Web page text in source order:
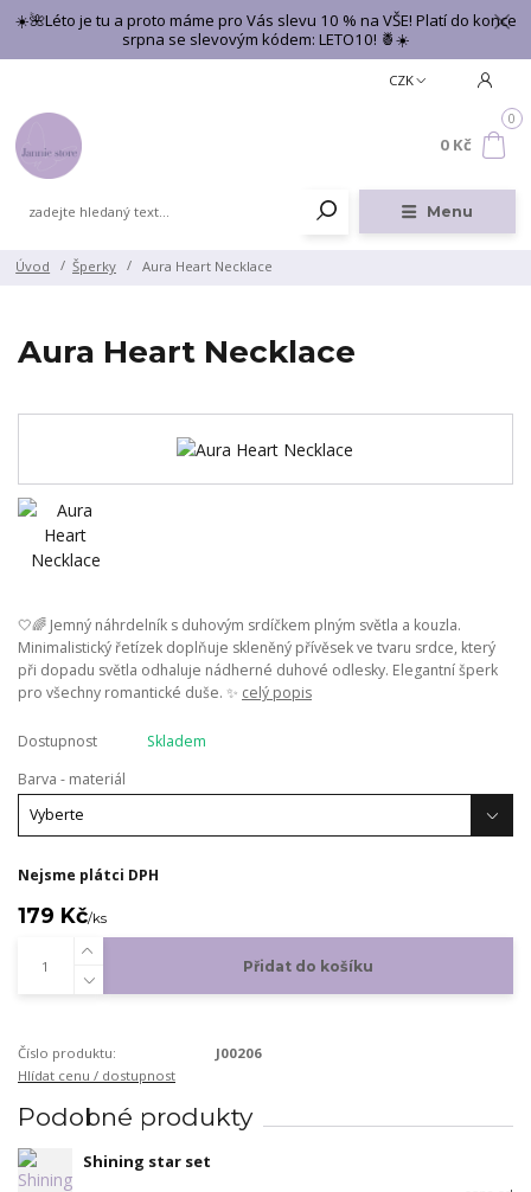
☀️🌺Léto je tu a proto máme pro Vás slevu 10 % na VŠE! Platí do konce
srpna se slevovým kódem: LETO10! 🍍☀️
Menu
CZK
0
0 Kč
Úvod Šperky Aura Heart Necklace
Aura Heart Necklace
🤍🌈 Jemný náhrdelník s duhovým srdíčkem plným světla a kouzla.
Minimalistický řetízek doplňuje skleněný přívěsek ve tvaru srdce, který
při dopadu světla odhaluje nádherné duhové odlesky. Elegantní šperk
pro všechny romantické duše. ✨ celý popis
Dostupnost
Skladem
Barva - materiál
Nejsme plátci DPH
179 Kč/ks
Přidat do košíku
Číslo produktu:
J00206
Hlídat cenu / dostupnost
Podobné produkty
Shining star set